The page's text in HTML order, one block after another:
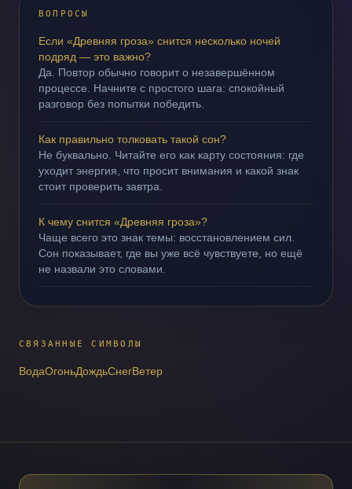
ВОПРОСЫ
Если «Древняя гроза» снится несколько ночей
подряд — это важно?
Да. Повтор обычно говорит о незавершённом
процессе. Начните с простого шага: спокойный
разговор без попытки победить.
Как правильно толковать такой сон?
Не буквально. Читайте его как карту состояния: где
уходит энергия, что просит внимания и какой знак
стоит проверить завтра.
К чему снится «Древняя гроза»?
Чаще всего это знак темы: восстановлением сил.
Сон показывает, где вы уже всё чувствуете, но ещё
не назвали это словами.
СВЯЗАННЫЕ СИМВОЛЫ
ВодаОгоньДождьСнегВетер